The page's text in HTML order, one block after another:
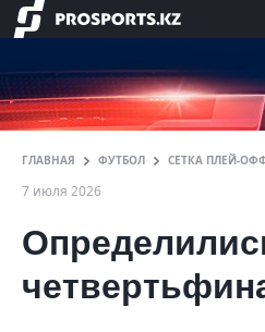
ГЛАВНАЯ ФУТБОЛ СЕТКА ПЛЕЙ-
7 июля 2026